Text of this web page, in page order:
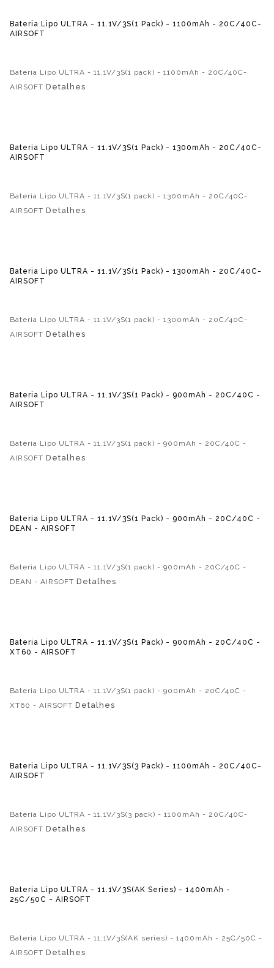
Bateria Lipo ULTRA - 11.1V/3S(1 Pack) - 1100mAh - 20C/40C-
AIRSOFT
Bateria Lipo ULTRA - 11.1V/3S(1 pack) - 1100mAh - 20C/40C-
AIRSOFT Detalhes
Bateria Lipo ULTRA - 11.1V/3S(1 Pack) - 1300mAh - 20C/40C-
AIRSOFT
Bateria Lipo ULTRA - 11.1V/3S(1 pack) - 1300mAh - 20C/40C-
AIRSOFT Detalhes
Bateria Lipo ULTRA - 11.1V/3S(1 Pack) - 1300mAh - 20C/40C-
AIRSOFT
Bateria Lipo ULTRA - 11.1V/3S(1 pack) - 1300mAh - 20C/40C-
AIRSOFT Detalhes
Bateria Lipo ULTRA - 11.1V/3S(1 Pack) - 900mAh - 20C/40C -
AIRSOFT
Bateria Lipo ULTRA - 11.1V/3S(1 pack) - 900mAh - 20C/40C -
AIRSOFT Detalhes
Bateria Lipo ULTRA - 11.1V/3S(1 Pack) - 900mAh - 20C/40C -
DEAN - AIRSOFT
Bateria Lipo ULTRA - 11.1V/3S(1 pack) - 900mAh - 20C/40C -
DEAN - AIRSOFT Detalhes
Bateria Lipo ULTRA - 11.1V/3S(1 Pack) - 900mAh - 20C/40C -
XT60 - AIRSOFT
Bateria Lipo ULTRA - 11.1V/3S(1 pack) - 900mAh - 20C/40C -
XT60 - AIRSOFT Detalhes
Bateria Lipo ULTRA - 11.1V/3S(3 Pack) - 1100mAh - 20C/40C-
AIRSOFT
Bateria Lipo ULTRA - 11.1V/3S(3 pack) - 1100mAh - 20C/40C-
AIRSOFT Detalhes
Bateria Lipo ULTRA - 11.1V/3S(AK Series) - 1400mAh -
25C/50C - AIRSOFT
Bateria Lipo ULTRA - 11.1V/3S(AK series) - 1400mAh - 25C/50C -
AIRSOFT Detalhes